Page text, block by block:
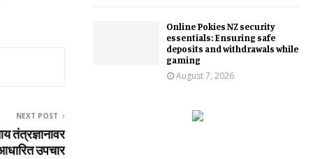
NEXT POST
तंत्रज्ञानावर
उपचार
Online Pokies NZ security
essentials: Ensuring safe
deposits and withdrawals while
gaming
August 7, 2026